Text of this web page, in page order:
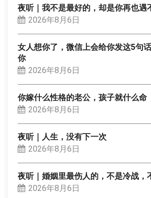
夜听｜我不是最好的，却是你再也遇
2026年8月6日
女人想你了，微信上会给你发这5句
你
2026年8月6日
你嫁什么性格的老公，孩子就什么命
2026年8月6日
夜听｜人生，没有下一次
2026年8月6日
夜听｜婚姻里最伤人的，不是冷战，
2026年8月6日